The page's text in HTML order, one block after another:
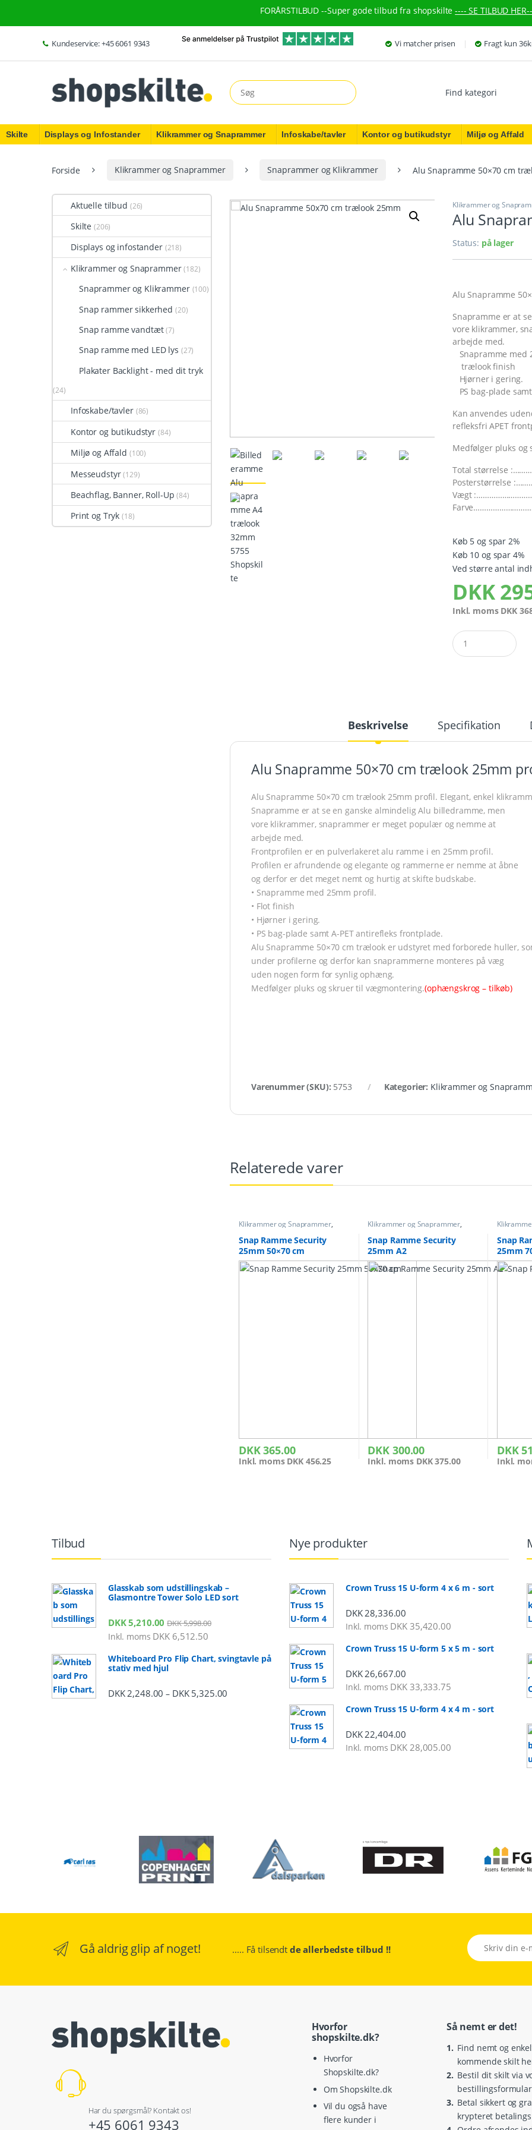
FORÅRSTILBUD --Super gode tilbud fra shopskilte ---- SE TILBUD
Kundeservice: +45 6061 9343 Vi matcher prisen Fragt kun
Search for:
Skilte Displays og Infostander Klikrammer og Snaprammer Infoskabe/tavler Kontor og butikudstyr Miljø og Affald
Forside Klikrammer og Snaprammer Snaprammer og Klikrammer Alu Snapramme 50×70 cm
Klikrammer og
Alu
Status: på lager
Alu Snapramme
Snapramme er at
vore klikrammer,
arbejde med.
Snapramme med
trælook finish
Hjørner i gering.
PS bag-plade
Kan anvendes
refleksfri APET
Medfølger pluks
Total størrelse
Posterstørrelse
Vægt
Køb 5 og spar 2%
Køb 10 og spar 4%
Ved større antal
DKK
Inkl. moms DKK
Quantity
Beskrivelse Specifikation
Alu Snapramme 50×70 cm trælook 25mm
Alu Snapramme 50×70 cm trælook 25mm profil. Elegant, enkel
Snapramme er at se en ganske almindelig Alu billedramme, men
vore klikrammer, snaprammer er meget populær og nemme at
arbejde med.
Frontprofilen er en pulverlakeret alu ramme i en 25mm profil.
Profilen er afrundende og elegante og rammerne er nemme at åbne
og derfor er det meget nemt og hurtig at skifte budskabe.
• Snapramme med 25mm profil.
• Flot finish
• Hjørner i gering.
• PS bag-plade samt A-PET antirefleks frontplade.
Alu Snapramme 50×70 cm trælook er udstyret med forborede huller,
under profilerne og derfor kan snaprammerne monteres på væg
uden nogen form for synlig ophæng.
Medfølger pluks og skruer til vægmontering.(ophængskrog – tilkøb)
Varenummer (SKU): 5753 Kategorier: Klikrammer og
Relaterede varer
Klikrammer og Snaprammer,
Snap rammer sikkerhed
Snap Ramme Security
25mm 50×70 cm
DKK365.00
Inkl. moms DKK 456.25
Klikrammer og Snaprammer,
Snap rammer sikkerhed
Snap Ramme Security
25mm A2
DKK 300.00
Inkl. moms DKK375.00
Snap
Snap
25mm
DKK
Inkl.
Aktuelle tilbud (26)
Skilte (206)
Displays og infostander (218)
Klikrammer og Snaprammer (182)
Snaprammer og Klikrammer (100)
Snap rammer sikkerhed (20)
Snap ramme vandtæt (7)
Snap ramme med LED lys (27)
Plakater Backlight - med dit tryk
(24)
Infoskabe/tavler (86)
Kontor og butikudstyr (84)
Miljø og Affald (100)
Messeudstyr (129)
Beachflag, Banner, Roll-Up (84)
Print og Tryk (18)
Tilbud
Glasskab som udstillingskab –
Glasmontre Tower Solo LED sort
DKK5,210.00 DKK5,998.00
Inkl. moms DKK 6,512.50
Whiteboard Pro Flip Chart, svingtavle på
stativ med hjul
DKK2,248.00 – DKK5,325.00 Prisinterval: DKK 2,248.00 til DKK 5,325.00
Nye produkter
Crown Truss 15 U-form 4 x 6 m - sort
DKK28,336.00
Inkl. moms DKK 35,420.00
Crown Truss 15 U-form 5 x 5 m - sort
DKK26,667.00
Inkl. moms DKK 33,333.75
Crown Truss 15 U-form 4 x 4 m - sort
DKK22,404.00
Inkl. moms DKK 28,005.00
Gå aldrig glip af noget! ..... Få tilsendt de allerbedste tilbud !!
Har du spørgsmål? Kontakt os!
+45 6061 9343
Hvorfor
shopskilte.dk?
Hvorfor
Shopskilte.dk?
Om Shopskilte.dk
Vil du også have
flere kunder i
Så nemt er det!
1. Find nemt og
kommende skilt
2. Bestil dit skilt via
bestillingsformular
3. Betal sikkert og
krypteret